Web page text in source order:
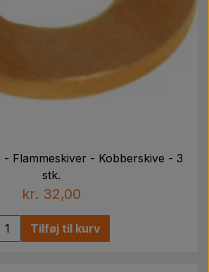
Flammeskiver - Kobberskive - 3
stk.
kr. 32,00
Tilføj til kurv